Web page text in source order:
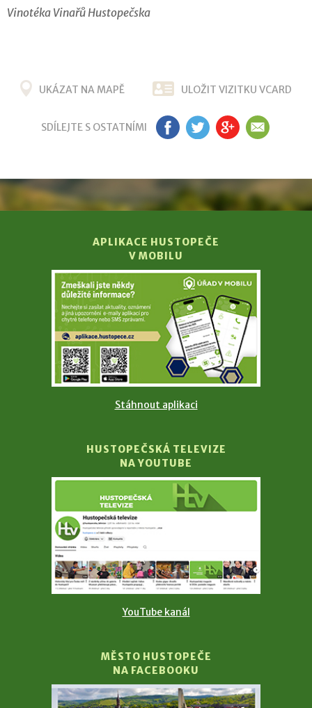
Vinotéka Vinařů Hustopečska
UKÁZAT NA MAPĚ ULOŽIT VIZITKU VCARD
SDÍLEJTE S OSTATNÍMI FB TW G+ EM
APLIKACE HUSTOPEČE
V MOBILU
Stáhnout aplikaci
HUSTOPEČSKÁ TELEVIZE
NA YOUTUBE
YouTube kanál
MĚSTO HUSTOPEČE
NA FACEBOOKU